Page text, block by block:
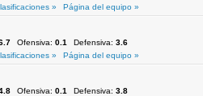
»
Página del equipo »
Ofensiva: 0.1 Defensiva: 3.6
»
Página del equipo »
Ofensiva: 0.1 Defensiva: 3.8